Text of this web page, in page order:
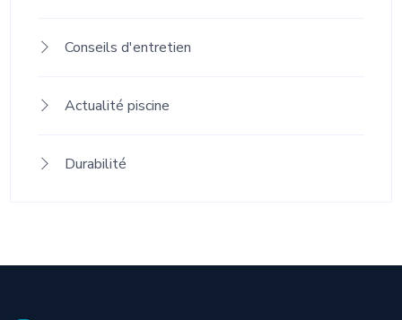
Conseils d'entretien
Actualité piscine
Durabilité